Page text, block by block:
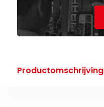
Productomschrijving